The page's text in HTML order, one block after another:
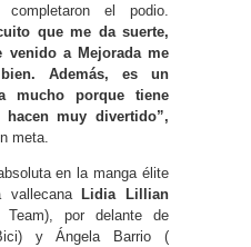
completaron el podio.
que me da suerte,
venido a Mejorada me
Además, es un
mucho porque tiene
muy divertido”,
meta.
en la manga élite
Lidia Lillian
por delante de
y Ángela Barrio (